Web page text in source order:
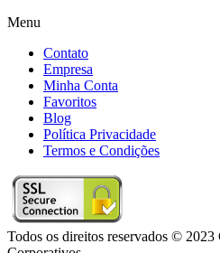
Menu
Contato
Empresa
Minha Conta
Favoritos
Blog
Política Privacidade
Termos e Condições
Todos os direitos reservados © 2023